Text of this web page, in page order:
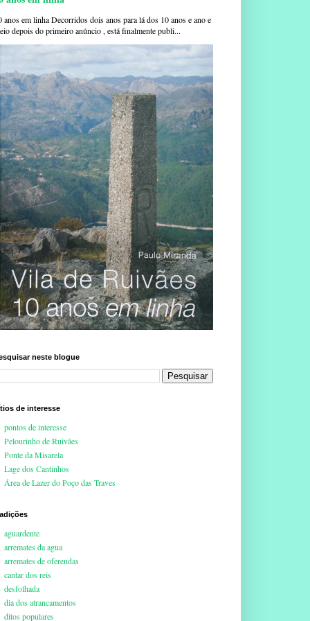
anos em linha Decorridos dois anos para lá dos 10 anos e ano e
depois do primeiro anúncio , está finalmente publi...
neste blogue
de interesse
pontos de interesse
Pelourinho de Ruivães
Ponte da Misarela
Lage dos Cantinhos
Área de Lazer do Poço das Traves
aguardente
arremates da agua
arremates de oferendas
cantar dos reis
desfolhada
dia dos atrancamentos
ditos populares